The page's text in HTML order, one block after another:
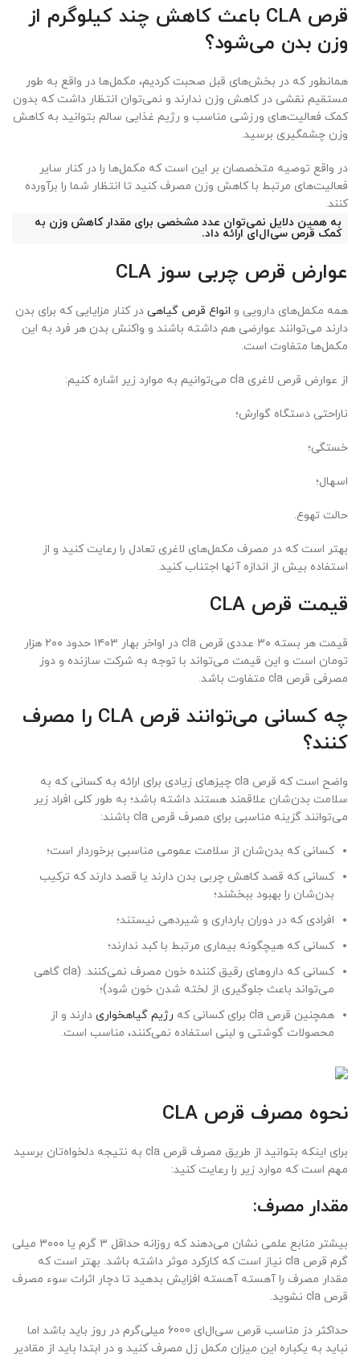
قرص CLA باعث کاهش چند کیلوگرم از
وزن بدن می‌شود؟
همانطور که در بخش‌های قبل صحبت کردیم، مکمل‌ها در واقع به طور
مستقیم نقشی در کاهش وزن ندارند و نمی‌توان انتظار داشت که بدون
کمک فعالیت‌های ورزشی مناسب و رژیم غذایی سالم بتوانید به کاهش
وزن چشمگیری برسید.
در واقع توصیه متخصصان بر این است که مکمل‌ها را در کنار سایر
فعالیت‌های مرتبط با کاهش وزن مصرف کنید تا انتظار شما را برآورده
کنند.
به همین دلایل نمی‌توان عدد مشخصی برای مقدار کاهش وزن به
کمک قرص سی‌ال‌ای ارائه داد.
عوارض قرص چربی سوز CLA
همه مکمل‌های دارویی و انواع قرص گیاهی در کنار مزایایی که برای بدن
دارند می‌توانند عوارضی هم داشته باشند و واکنش بدن هر فرد به این
مکمل‌ها متفاوت است.
از عوارض قرص لاغری cla می‌توانیم به موارد زیر اشاره کنیم:
ناراحتی دستگاه گوارش؛
خستگی؛
اسهال؛
حالت تهوع.
بهتر است که در مصرف مکمل‌های لاغری تعادل را رعایت کنید و از
استفاده بیش از اندازه آنها اجتناب کنید.
قیمت قرص CLA
قیمت هر بسته ۳۰ عددی قرص cla در اواخر بهار ۱۴۰۳ حدود ۲۰۰ هزار
تومان است و این قیمت می‌تواند با توجه به شرکت سازنده و دوز
مصرفی قرص cla متفاوت باشد.
چه کسانی می‌توانند قرص CLA را مصرف
کنند؟
واضح است که قرص cla چیزهای زیادی برای ارائه به کسانی که به
سلامت بدن‌شان علاقمند هستند داشته باشد؛ به طور کلی افراد زیر
می‌توانند گزینه مناسبی برای مصرف قرص cla باشند:
کسانی که بدن‌شان از سلامت عمومی مناسبی برخوردار است؛
کسانی که قصد کاهش چربی بدن دارند یا قصد دارند که ترکیب
بدن‌شان را بهبود ببخشند؛
افرادی که در دوران بارداری و شیردهی نیستند؛
کسانی که هیچگونه بیماری مرتبط با کبد ندارند؛
کسانی که داروهای رقیق کننده خون مصرف نمی‌کنند. (cla گاهی
می‌تواند باعث جلوگیری از لخته شدن خون شود)؛
همچنین قرص cla برای کسانی که
رژیم گیاهخواری دارند و از
محصولات گوشتی و لبنی استفاده نمی‌کنند، مناسب است.
نحوه مصرف قرص CLA
برای اینکه بتوانید از طریق مصرف قرص cla به نتیجه دلخواه‌تان برسید
مهم است که موارد زیر را رعایت کنید:
مقدار مصرف:
بیشتر منابع علمی نشان می‌دهند که روزانه حداقل ۳ گرم یا ۳۰۰۰ میلی
گرم قرص cla نیاز است که کارکرد موثر داشته باشد. بهتر است که
مقدار مصرف را آهسته آهسته افزایش بدهید تا دچار اثرات سوء مصرف
قرص cla نشوید.
حداکثر دز مناسب قرص سی‌ال‌ای 6000 میلی‌گرم در روز باید باشد اما
نباید به یکباره این میزان مکمل زل مصرف کنید و در ابتدا باید از مقادیر